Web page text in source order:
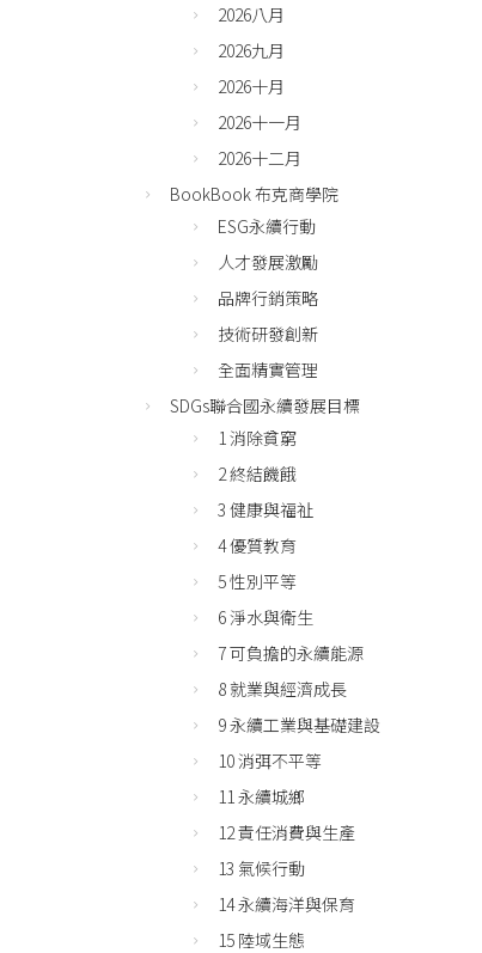
2026八月
2026九月
2026十月
2026十一月
2026十二月
BookBook 布克商學院
ESG永續行動
人才發展激勵
品牌行銷策略
技術研發創新
全面精實管理
SDGs聯合國永續發展目標
1 消除貧窮
2 終結饑餓
3 健康與福祉
4 優質教育
5 性別平等
6 淨水與衛生
7 可負擔的永續能源
8 就業與經濟成長
9 永續工業與基礎建設
10 消弭不平等
11 永續城鄉
12 責任消費與生產
13 氣候行動
14 永續海洋與保育
15 陸域生態